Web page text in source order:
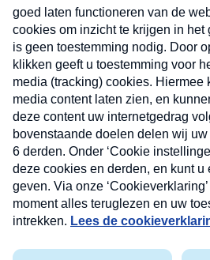
Nieuwsbrief
Neem hier een gratis
nieuwsbrief. Elke vrijdag- en